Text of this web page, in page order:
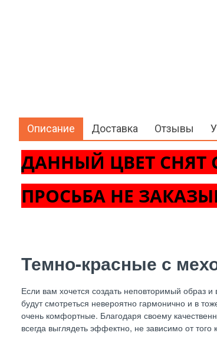
Описание Доставка Отзывы
ДАННЫЙ ЦВЕТ СНЯТ
ПРОСЬБА НЕ
Темно-красные с
Если вам хочется создать неповторимый образ
будут смотреться невероятно гармонично и в
очень комфортные. Благодаря своему
всегда выглядеть эффектно, не зависимо от